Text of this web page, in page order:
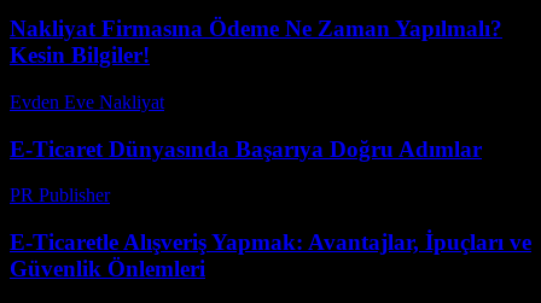
Nakliyat Firmasına Ödeme Ne Zaman Yapılmalı?
Kesin Bilgiler!
Evden Eve Nakliyat
E-Ticaret Dünyasında Başarıya Doğru Adımlar
PR Publisher-
E-Ticaretle Alışveriş Yapmak: Avantajlar, İpuçları ve
Güvenlik Önlemleri